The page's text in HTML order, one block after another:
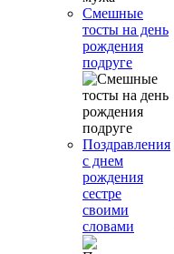
Смешные
тосты на день
рождения
подруге
Поздравления
с днем
рождения
сестре
своими
словами